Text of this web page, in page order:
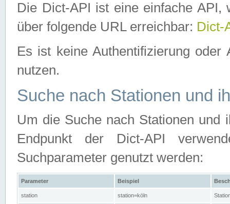
Die Dict-API ist eine einfache API,
über folgende URL erreichbar: Dict-
Es ist keine Authentifizierung
nutzen.
Suche nach Stationen und
Um die Suche nach Stationen und
Endpunkt der Dict-API
Suchparameter genutzt werden:
Parameter Beispiel
station station=köln